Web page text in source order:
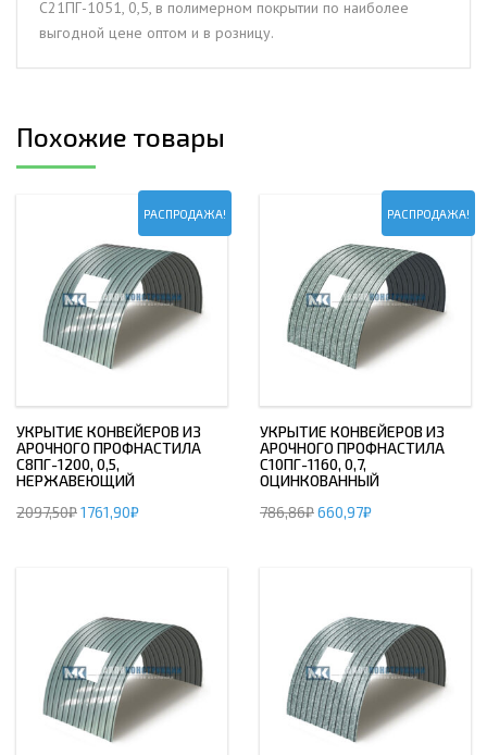
покрытии
С21ПГ-1051, 0,5, в полимерном покрытии по наиболее
выгодной цене оптом и в розницу.
Похожие товары
РАСПРОДАЖА!
УКРЫТИЕ КОНВЕЙЕРОВ ИЗ
АРОЧНОГО ПРОФНАСТИЛА
С8ПГ-1200, 0,5,
НЕРЖАВЕЮЩИЙ
2097,50₽1761,90₽
РАСПРОДАЖА!
УКРЫТИЕ КОНВЕЙЕРОВ ИЗ
АРОЧНОГО ПРОФНАСТИЛА
С10ПГ-1160, 0,7,
ОЦИНКОВАННЫЙ
786,86₽660,97₽